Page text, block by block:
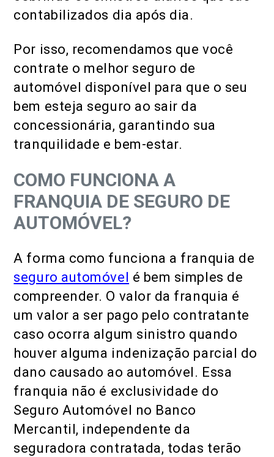
contabilizados dia após dia.
Por isso, recomendamos que você
contrate o melhor seguro de
automóvel disponível para que o seu
bem esteja seguro ao sair da
concessionária, garantindo sua
tranquilidade e bem-estar.
COMO FUNCIONA A
FRANQUIA DE SEGURO DE
AUTOMÓVEL?
A forma como funciona a franquia de
seguro automóvel é bem simples de
compreender. O valor da franquia é
um valor a ser pago pelo contratante
caso ocorra algum sinistro quando
houver alguma indenização parcial do
dano causado ao automóvel. Essa
franquia não é exclusividade do
Seguro Automóvel no Banco
Mercantil, independente da
seguradora contratada, todas terão